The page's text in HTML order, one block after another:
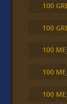
100
100
100
100
100